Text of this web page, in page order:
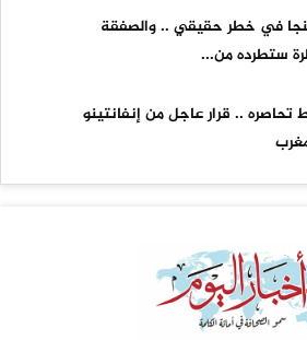
في خطر حقيقي .. والصفقة
ستطرده من...
تحاصره .. قرار عاجل من إنفانتينو